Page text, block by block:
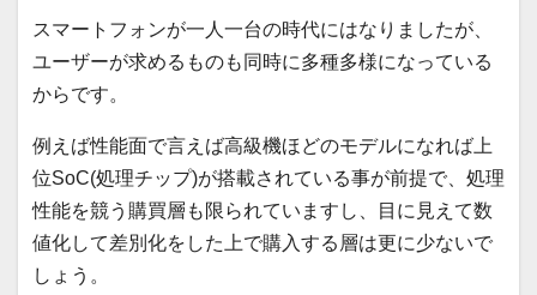
スマートフォンが一人一台の時代にはなりましたが、
ユーザーが求めるものも同時に多種多様になっている
からです。
例えば性能面で言えば高級機ほどのモデルになれば上
位SoC(処理チップ)が搭載されている事が前提で、処理
性能を競う購買層も限られていますし、目に見えて数
値化して差別化をした上で購入する層は更に少ないで
しょう。